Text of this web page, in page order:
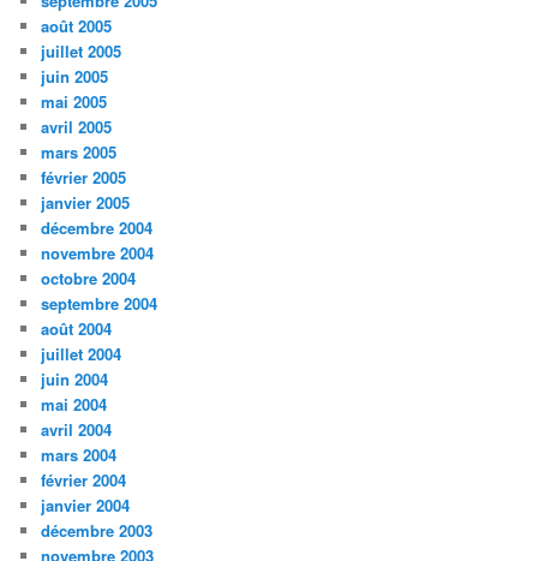
août 2005
juillet 2005
juin 2005
mai 2005
avril 2005
mars 2005
février 2005
janvier 2005
décembre 2004
novembre 2004
octobre 2004
septembre 2004
août 2004
juillet 2004
juin 2004
mai 2004
avril 2004
mars 2004
février 2004
janvier 2004
décembre 2003
novembre 2003